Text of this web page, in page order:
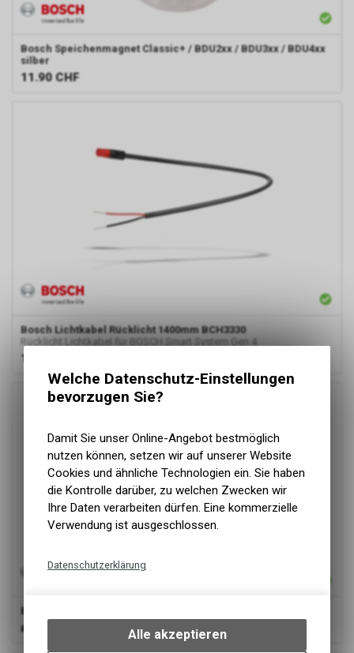
Bosch Speichenmagnet Classic+ / BDU2xx / BDU3xx / BDU4xx
silber
11.90 CHF
Bosch Lichtkabel Rücklicht 1400mm BCH3330
Rücklicht Lichtkabel für BOSCH Smart System Gen 4
13.90
Bosch
ab
Welche Datenschutz-Einstellungen
bevorzugen Sie?
Damit Sie unser Online-Angebot bestmöglich
nutzen können, setzen wir auf unserer Website
Cookies und ähnliche Technologien ein. Sie haben
die Kontrolle darüber, zu welchen Zwecken wir
Ihre Daten verarbeiten dürfen. Eine kommerzielle
Verwendung ist ausgeschlossen.
Datenschutzerklärung
bestimmte Interaktionen und
Einstellungen auf Ihrem Gerät,
Alle akzeptieren